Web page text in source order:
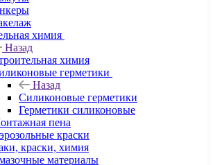
химия
Назад
химия
герметики
Назад
Силиконовые герметики
Герметики силиконовые
пена
краски
краски, химия
материалы